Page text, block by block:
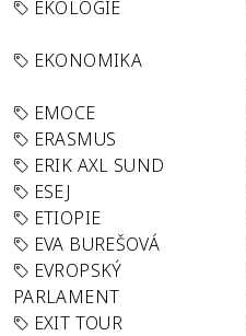
EKOLOGIE
EKONOMIKA
EMOCE
ERASMUS
ERIK AXL SUND
ESEJ
ETIOPIE
EVA BUREŠOVÁ
EVROPSKÝ
PARLAMENT
EXIT TOUR